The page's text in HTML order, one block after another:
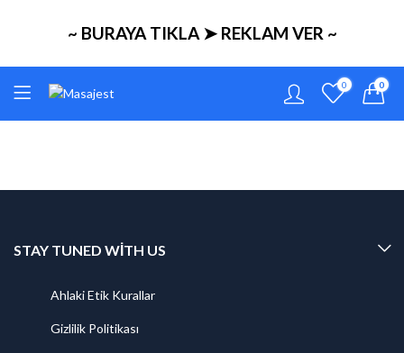
~ BURAYA TIKLA ➤ REKLAM VER ~
0 0
STAY TUNED WITH US
Ahlaki Etik Kurallar
Gizlilik Politikası